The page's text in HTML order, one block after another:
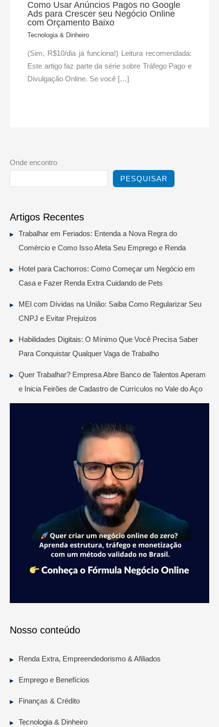
Como Usar Anúncios Pagos no Google
Ads para Crescer seu Negócio Online
com Orçamento Baixo
Tecnologia & Dinheiro
(Sim, R$10/dia já funciona!) Leitura recomendada:
Este artigo faz parte da série sobre Tráfego Pago e
Divulgação Online. Se você […]
Onde encontro
PESQUISAR
Artigos Recentes
Trabalhar em Feriados: Entenda a Nova Regra do
Comércio e Como Isso Afeta Seu Emprego e Renda
Hotel para Cachorros: Como Começar um Negócio em
Casa e Fazer Renda Extra Cuidando de Pets
MEI com Dívidas na União: Saiba Como Regularizar Seu
CNPJ e Evitar Prejuízos
Habilidades Digitais: O Mínimo Que Você Precisa Saber
Para Conquistar Qualquer Vaga de Trabalho
Quer Trabalhar? Empresa Abre Banco de Talentos Aperam
e Inicia Feirões de Cadastro de Currículos no Vale do Aço
Nosso conteúdo
Renda Extra, Empreendedorismo & Afiliados
Emprego e Benefícios
Finanças & Crédito
Tecnologia & Dinheiro